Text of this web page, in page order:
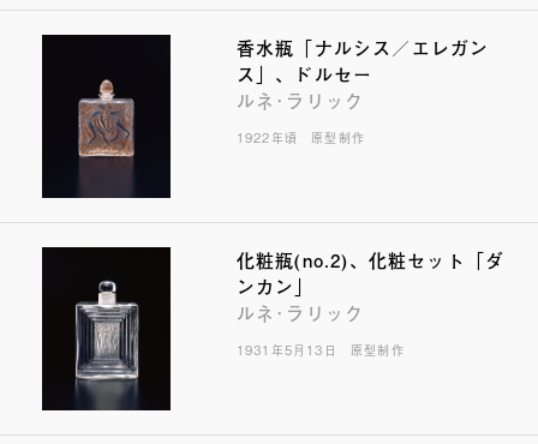
香水瓶「ナルシス／エレガン
ス」、ドルセー
ルネ･ラリック
1922年頃 原型制作
化粧瓶(no.2)、化粧セット「ダ
ンカン」
ルネ･ラリック
1931年5月13日 原型制作